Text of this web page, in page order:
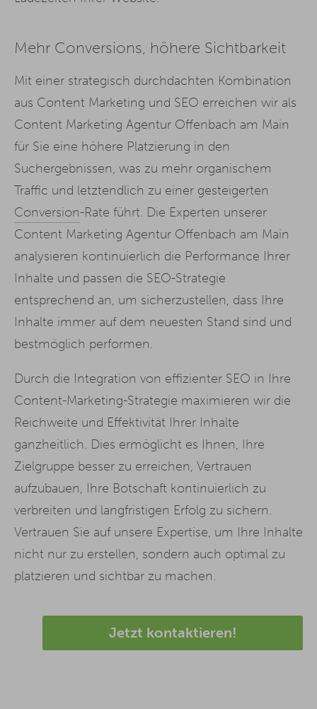
Mehr Conversions, höhere Sichtbarkeit
Mit einer strategisch durchdachten Kombination
aus Content Marketing und SEO erreichen wir als
Content Marketing Agentur Offenbach am Main
für Sie eine höhere Platzierung in den
Suchergebnissen, was zu mehr organischem
Traffic und letztendlich zu einer gesteigerten
Conversion-Rate führt. Die Experten unserer
Content Marketing Agentur Offenbach am Main
analysieren kontinuierlich die Performance Ihrer
Inhalte und passen die SEO-Strategie
entsprechend an, um sicherzustellen, dass Ihre
Inhalte immer auf dem neuesten Stand sind und
bestmöglich performen.
Durch die Integration von effizienter SEO in Ihre
Content-Marketing-Strategie maximieren wir die
Reichweite und Effektivität Ihrer Inhalte
ganzheitlich. Dies ermöglicht es Ihnen, Ihre
Zielgruppe besser zu erreichen, Vertrauen
aufzubauen, Ihre Botschaft kontinuierlich zu
verbreiten und langfristigen Erfolg zu sichern.
Vertrauen Sie auf unsere Expertise, um Ihre Inhalte
nicht nur zu erstellen, sondern auch optimal zu
platzieren und sichtbar zu machen.
Jetzt kontaktieren!